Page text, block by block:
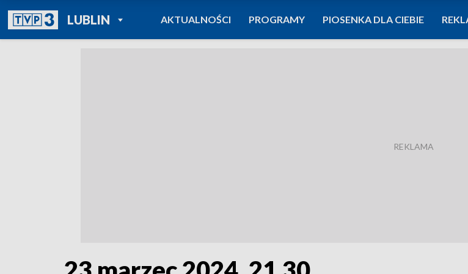
LUBLINPOWRÓT DO
TVP REGIONY
AKTUALNOŚCI PROGRAMY PIOSENKA DLA CIEBIE